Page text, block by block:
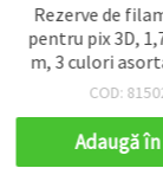
Rezerve de
pentru pix 3D,
m, 3 culori
roz,
COD:
Adaugă în